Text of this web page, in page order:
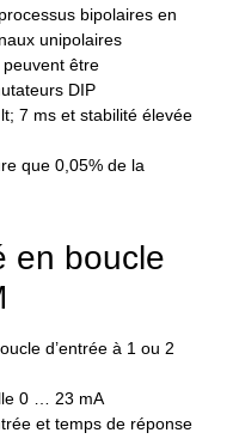
bipolaires en
unipolaires
être
DIP
7 ms et stabilité élevée
que 0,05% de la
en boucle
d’entrée à 1 ou 2
0 … 23 mA
et temps de réponse